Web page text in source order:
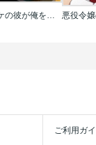
ご利用ガ